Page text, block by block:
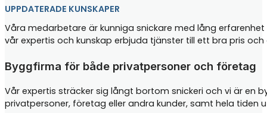
UPPDATERADE KUNSKAPER
Våra medarbetare är kunniga snickare med lång
vår expertis och kunskap erbjuda tjänster till ett bra pris
Byggfirma för både privatpersoner och företag
Vår expertis sträcker sig långt bortom snickeri och vi är
privatpersoner, företag eller andra kunder, samt hela tiden